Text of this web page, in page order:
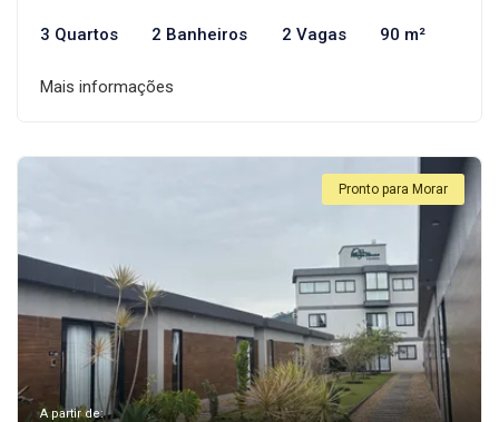
3 Quartos 2 Banheiros 2 Vagas 90 m²
Mais informações
Pronto para Morar
A partir de: